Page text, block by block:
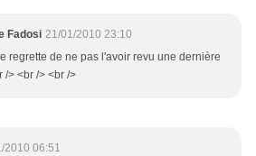
Fadosi 21/01/2010 23:10
regrette de ne pas l'avoir revu une dernière
/> <br /> <br />
2010 06:51